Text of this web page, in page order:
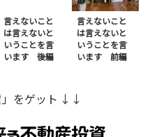
言えないこと
は言えないと
いうことを言
います 後編
言えないこと
は言えないと
いうことを言
います 前編
」をゲット ↓↓